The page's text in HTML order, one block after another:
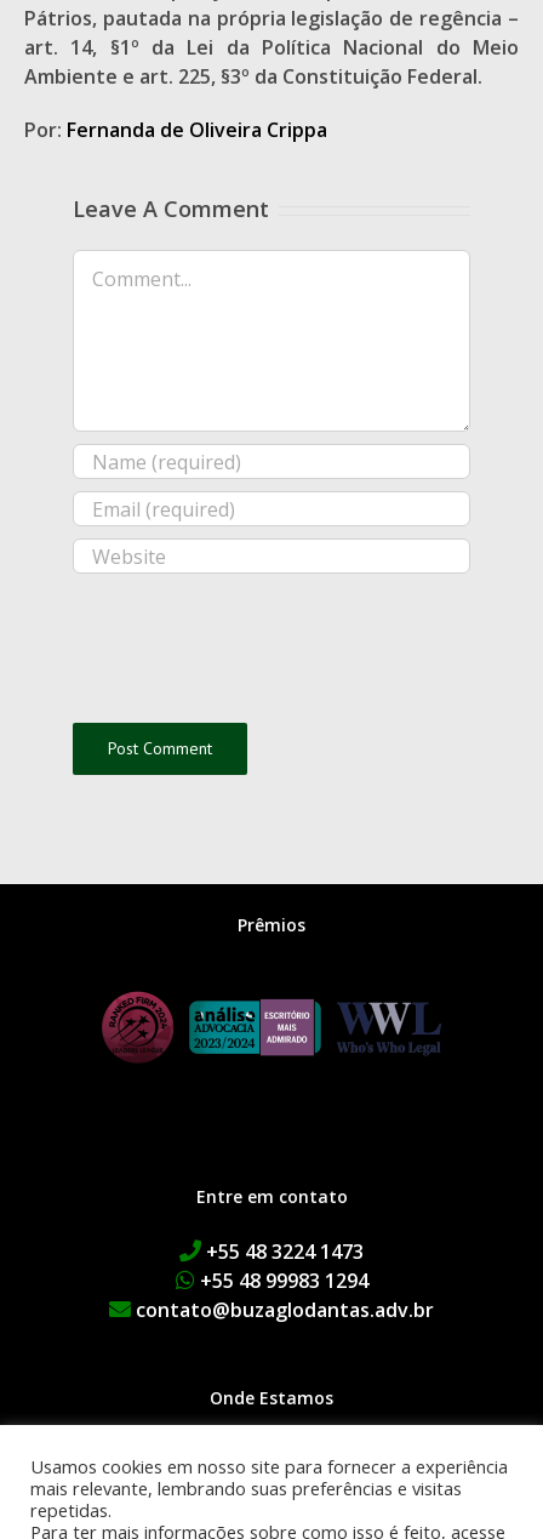
Pátrios, pautada na própria legislação de regência –
art. 14, §1º da Lei da Política Nacional do Meio
Ambiente e art. 225, §3º da Constituição Federal.
Por: Fernanda de Oliveira Crippa
Leave A Comment
Comment
Prêmios
Entre em contato
+55 48 3224 1473
+55 48 99983 1294
contato@buzaglodantas.adv.br
Onde Estamos
Rua Adolfo Melo, 38 | Centro
Edifício Executive Manhattan
Usamos cookies em nosso site para fornecer a experiência
mais relevante, lembrando suas preferências e visitas
repetidas.
Para ter mais informações sobre como isso é feito, acesse